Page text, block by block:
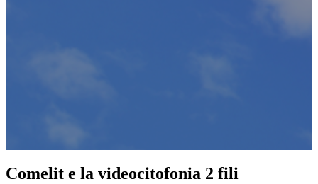
Comelit e la videocitofonia 2 fili